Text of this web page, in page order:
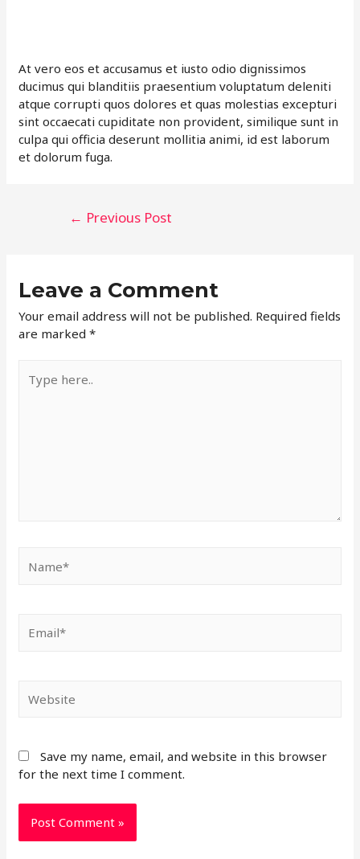
At vero eos et accusamus et iusto odio dignissimos
ducimus qui blanditiis praesentium voluptatum deleniti
atque corrupti quos dolores et quas molestias excepturi
sint occaecati cupiditate non provident, similique sunt in
culpa qui officia deserunt mollitia animi, id est laborum
et dolorum fuga.
Post
← Previous Post
Leave a Comment
Your email address will not be published. Required fields
are marked*
here..
Save my name, email, and website in this browser
for the next time I comment.